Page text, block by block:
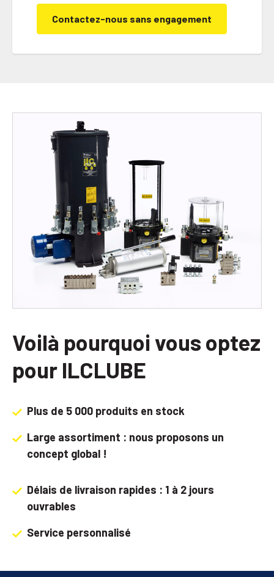
Contactez-nous sans engagement
Voilà pourquoi vous optez
pour ILCLUBE
Plus de 5 000 produits en stock
Large assortiment : nous proposons un
concept global !
Délais de livraison rapides : 1 à 2 jours
ouvrables
Service personnalisé